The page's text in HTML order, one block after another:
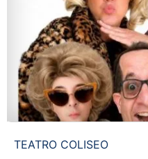
TEATRO COLISEO